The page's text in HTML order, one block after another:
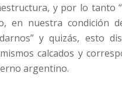
y por lo tanto
en nuestra condición
y quizás, esto
calcados y
argentino.